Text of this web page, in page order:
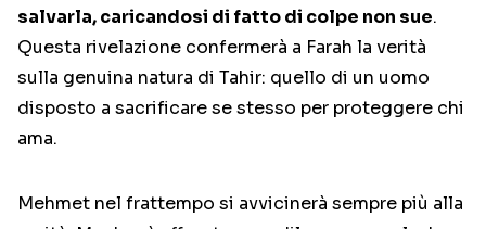
salvarla, caricandosi di fatto di colpe non sue.
Questa rivelazione confermerà a Farah la verità
sulla genuina natura di Tahir: quello di un uomo
disposto a sacrificare se stesso per proteggere chi
ama.
Mehmet nel frattempo si avvicinerà sempre più alla